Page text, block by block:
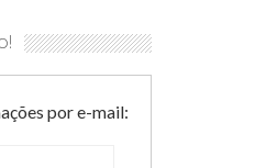
por e-mail: